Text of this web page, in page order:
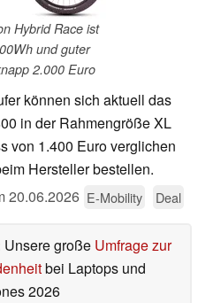
Hybrid Race ist
und guter
2.000 Euro
können sich aktuell das
in der Rahmengröße XL
von 1.400 Euro verglichen
Hersteller bestellen.
20.06.2026 E-Mobility Deal
Unsere große Umfrage zur
bei Laptops und
2026